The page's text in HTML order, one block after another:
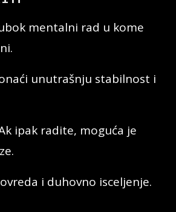
mentalni rad u kome
unutrašnju stabilnost i
ipak radite, moguća je
i duhovno isceljenje.